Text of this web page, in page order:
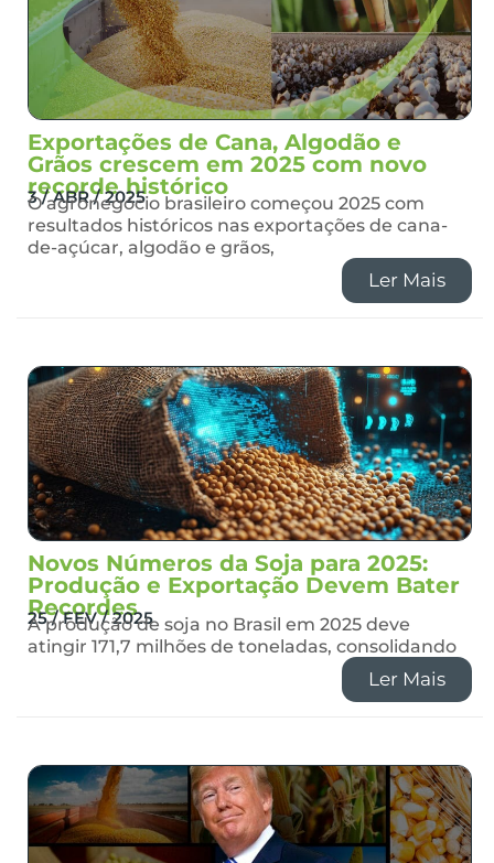
Exportações de Cana, Algodão e
Grãos crescem em 2025 com novo
recorde histórico
3 / ABR / 2025
O agronegócio brasileiro começou 2025 com
resultados históricos nas exportações de cana-
de-açúcar, algodão e grãos,
Ler Mais
Novos Números da Soja para 2025:
Produção e Exportação Devem Bater
Recordes
25 / FEV / 2025
A produção de soja no Brasil em 2025 deve
atingir 171,7 milhões de toneladas, consolidando
Ler Mais